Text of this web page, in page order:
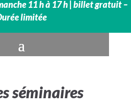
11 h à 17 h​ | billet gratuit –
limitée
séminaires